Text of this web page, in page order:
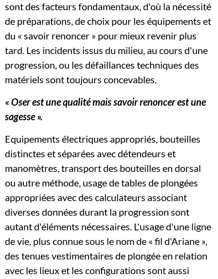
sont des facteurs fondamentaux, d'où la nécessité
de préparations, de choix pour les équipements et
du « savoir renoncer » pour mieux revenir plus
tard. Les incidents issus du milieu, au cours d'une
progression, ou les défaillances techniques des
matériels sont toujours concevables.
« Oser est une qualité mais savoir renoncer est une
sagesse ».
Equipements électriques appropriés, bouteilles
distinctes et séparées avec détendeurs et
manomètres, transport des bouteilles en dorsal
ou autre méthode, usage de tables de plongées
appropriées avec des calculateurs associant
diverses données durant la progression sont
autant d'éléments nécessaires. L'usage d'une ligne
de vie, plus connue sous le nom de « fil d'Ariane »,
des tenues vestimentaires de plongée en relation
avec les lieux et les configurations sont aussi